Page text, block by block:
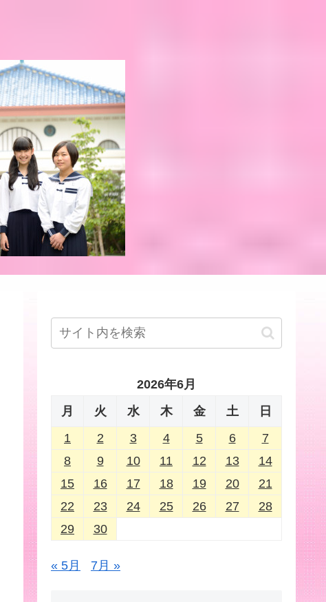
2026年6月
月
火 水 木 金 土
日
1
2 3 4 5 6
7
8
9 10 11 12 13
14
15
16 17 18 19 20
21
22
23 24 25 26 27
28
29
30
« 5月 7月 »